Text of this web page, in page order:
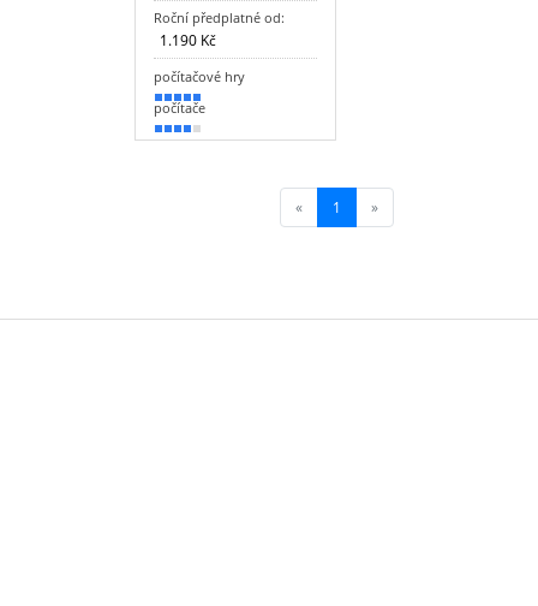
Roční předplatné od:
1.190 Kč
počítačové hry
90 %
počítače
70 %
« 1 (current)
»